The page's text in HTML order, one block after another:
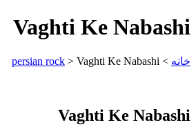
Vaghti Ke Nabashi
خانه >
persian rock > Vaghti Ke Nabashi
Vaghti Ke Nabashi